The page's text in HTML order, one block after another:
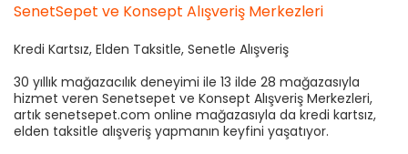
SenetSepet ve Konsept Alışveriş Merkezleri
Kredi Kartsız, Elden Taksitle, Senetle Alışveriş
30 yıllık mağazacılık deneyimi ile 13 ilde 28 mağazasıyla
hizmet veren Senetsepet ve Konsept Alışveriş Merkezleri,
artık senetsepet.com online mağazasıyla da kredi kartsız,
elden taksitle alışveriş yapmanın keyfini yaşatıyor.